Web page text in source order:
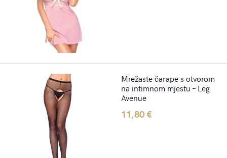
Mrežaste čarape s otvorom
na intimnom mjestu – Leg
Avenue
11,80€